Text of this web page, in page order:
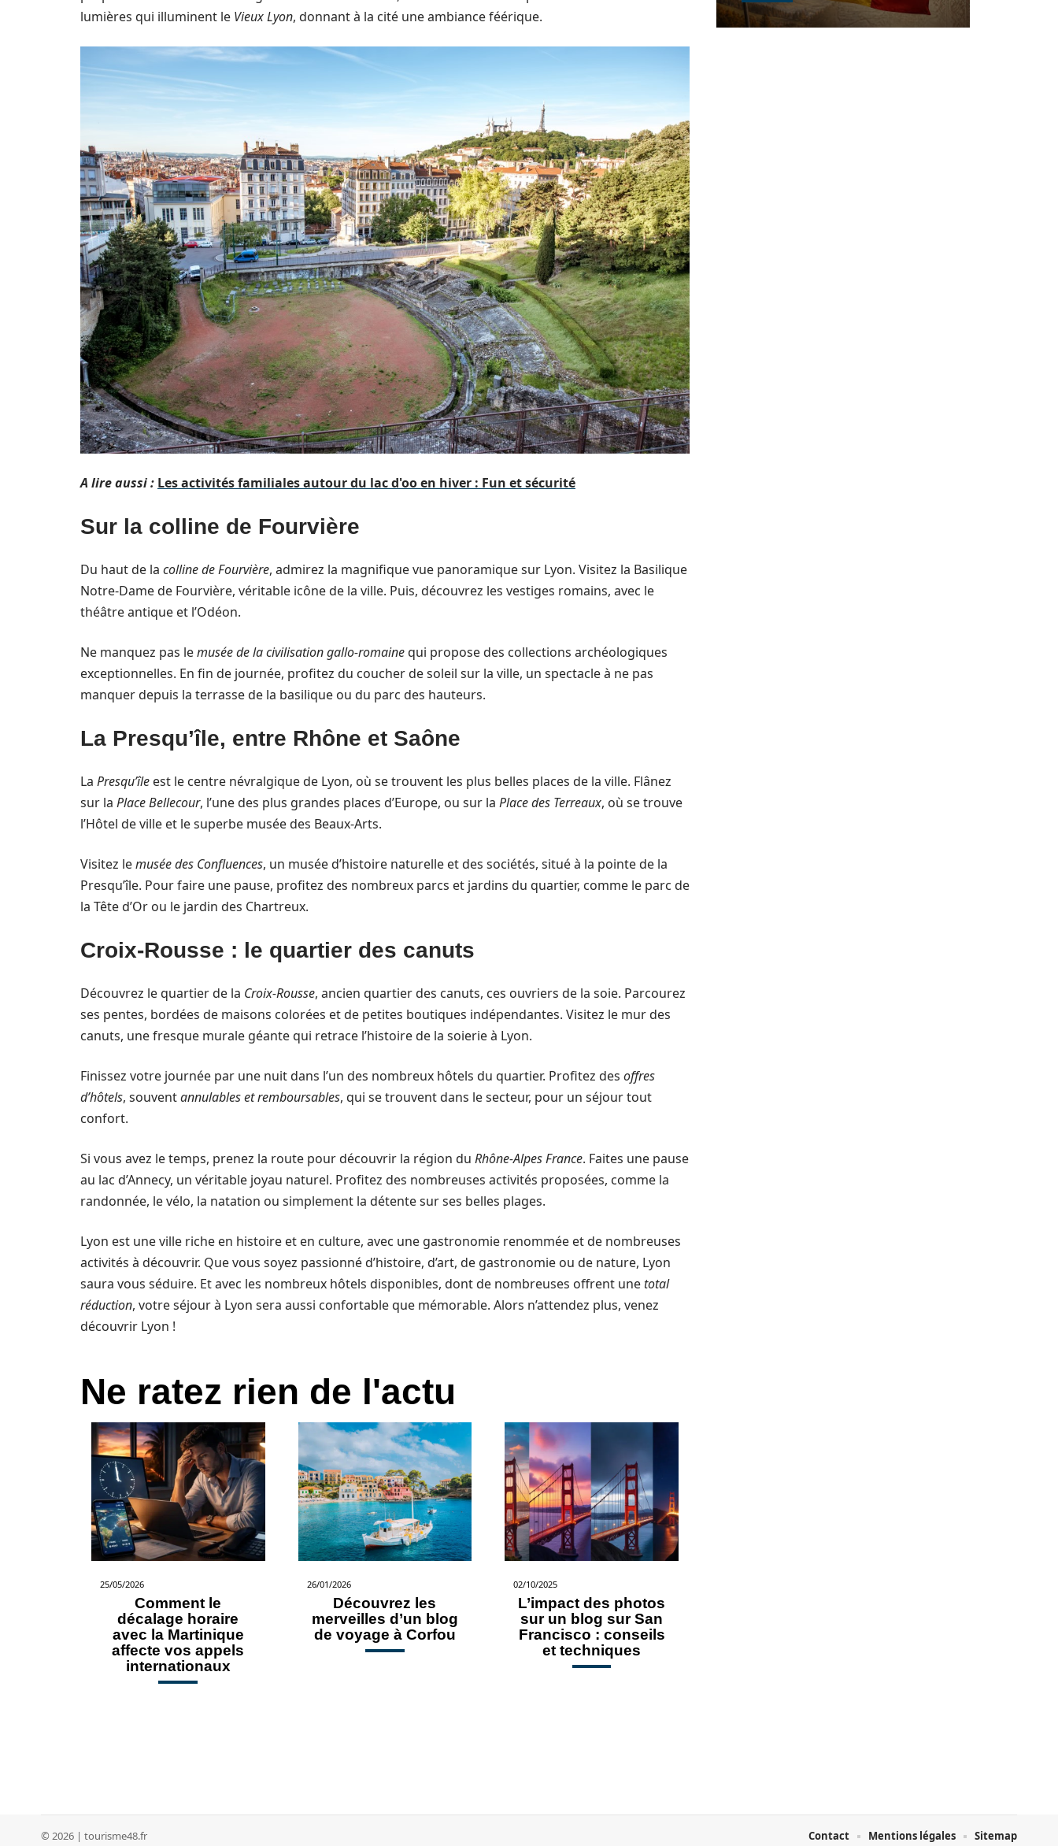
lumières qui illuminent le Vieux Lyon, donnant à la cité une ambiance féérique.
A lire aussi : Les activités familiales autour du lac d'oo en hiver : Fun et sécurité
Sur la colline de Fourvière
Du haut de la colline de Fourvière, admirez la magnifique vue panoramique sur Lyon. Visitez la Basilique
Notre-Dame de Fourvière, véritable icône de la ville. Puis, découvrez les vestiges romains, avec le
théâtre antique et l’Odéon.
Ne manquez pas lemusée de la civilisation gallo-romainequi propose des collections archéologiques
exceptionnelles. En fin de journée, profitez du coucher de soleil sur la ville, un spectacle à ne pas
manquer depuis la terrasse de la basilique ou du parc des hauteurs.
La Presqu’île, entre Rhône et Saône
La Presqu’île est le centre névralgique de Lyon, où se trouvent les plus belles places de la ville. Flânez
sur la Place Bellecour, l’une des plus grandes places d’Europe, ou sur la Place des Terreaux, où se trouve
l’Hôtel de ville et le superbe musée des Beaux-Arts.
Visitez lemusée des Confluences, un musée d’histoire naturelle et des sociétés, situé à la pointe de la
Presqu’île. Pour faire une pause, profitez des nombreux parcs et jardins du quartier, comme le parc de
la Tête d’Or ou le jardin des Chartreux.
Croix-Rousse : le quartier des canuts
Découvrez le quartier de la Croix-Rousse, ancien quartier des canuts, ces ouvriers de la soie. Parcourez
ses pentes, bordées de maisons colorées et de petites boutiques indépendantes. Visitez le mur des
canuts, une fresque murale géante qui retrace l’histoire de la soierie à Lyon.
Finissez votre journée par une nuit dans l’un des nombreux hôtels du quartier. Profitez des offres
d’hôtels, souventannulables et remboursables, qui se trouvent dans le secteur, pour un séjour tout
confort.
Si vous avez le temps, prenez la route pour découvrir la région du Rhône-Alpes France. Faites une pause
au lac d’Annecy, un véritable joyau naturel. Profitez des nombreuses activités proposées, comme la
randonnée, le vélo, la natation ou simplement la détente sur ses belles plages.
Lyon est une ville riche en histoire et en culture, avec une gastronomie renommée et de nombreuses
activités à découvrir. Que vous soyez passionné d’histoire, d’art, de gastronomie ou de nature, Lyon
saura vous séduire. Et avec les nombreux hôtels disponibles, dont de nombreuses offrent une total
réduction, votre séjour à Lyon sera aussi confortable que mémorable. Alors n’attendez plus, venez
découvrir Lyon !
Ne ratez rien de l'actu
25/05/2026
Comment le
décalage horaire
avec la Martinique
affecte vos appels
internationaux
26/01/2026
Découvrez les
merveilles d’un blog
de voyage à Corfou
02/10/2025
L’impact des photos
sur un blog sur San
Francisco : conseils
et techniques
© 2026 | tourisme48.fr Contact Mentions légales Sitemap